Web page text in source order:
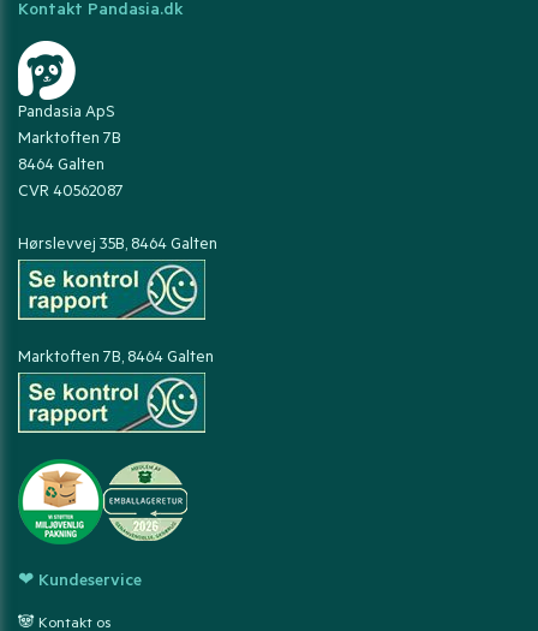
Kontakt Pandasia.dk
Pandasia ApS
Marktoften 7B
8464 Galten
CVR 40562087
Hørslevvej 35B, 8464 Galten
Marktoften 7B, 8464 Galten
❤ Kundeservice
🐼 Kontakt os